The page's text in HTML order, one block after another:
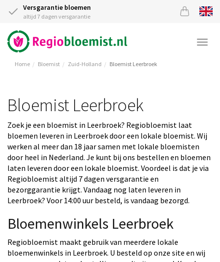
Versgarantie bloemen
altijd 7 dagen versgarantie
Home Bloemist Zuid-Holland Bloemist Leerbroek
Bloemist Leerbroek
Zoek je een bloemist in Leerbroek? Regiobloemist laat
bloemen leveren in Leerbroek door een lokale bloemist. Wij
werken al meer dan 18 jaar samen met lokale bloemisten
door heel in Nederland. Je kunt bij ons bestellen en bloemen
laten leveren door een lokale bloemist. Voordeel is dat je via
Regiobloemist altijd 7 dagen versgarantie en
bezorggarantie krijgt. Vandaag nog laten leveren in
Leerbroek? Voor 14:00 uur besteld, is vandaag bezorgd.
Bloemenwinkels Leerbroek
Regiobloemist maakt gebruik van meerdere lokale
bloemenwinkels in Leerbroek. U besteld op onze site en wij